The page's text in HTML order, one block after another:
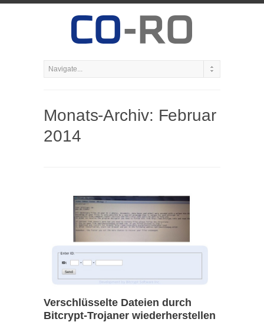
Monats-Archiv: Februar
2014
Verschlüsselte Dateien durch
Bitcrypt-Trojaner wiederherstellen